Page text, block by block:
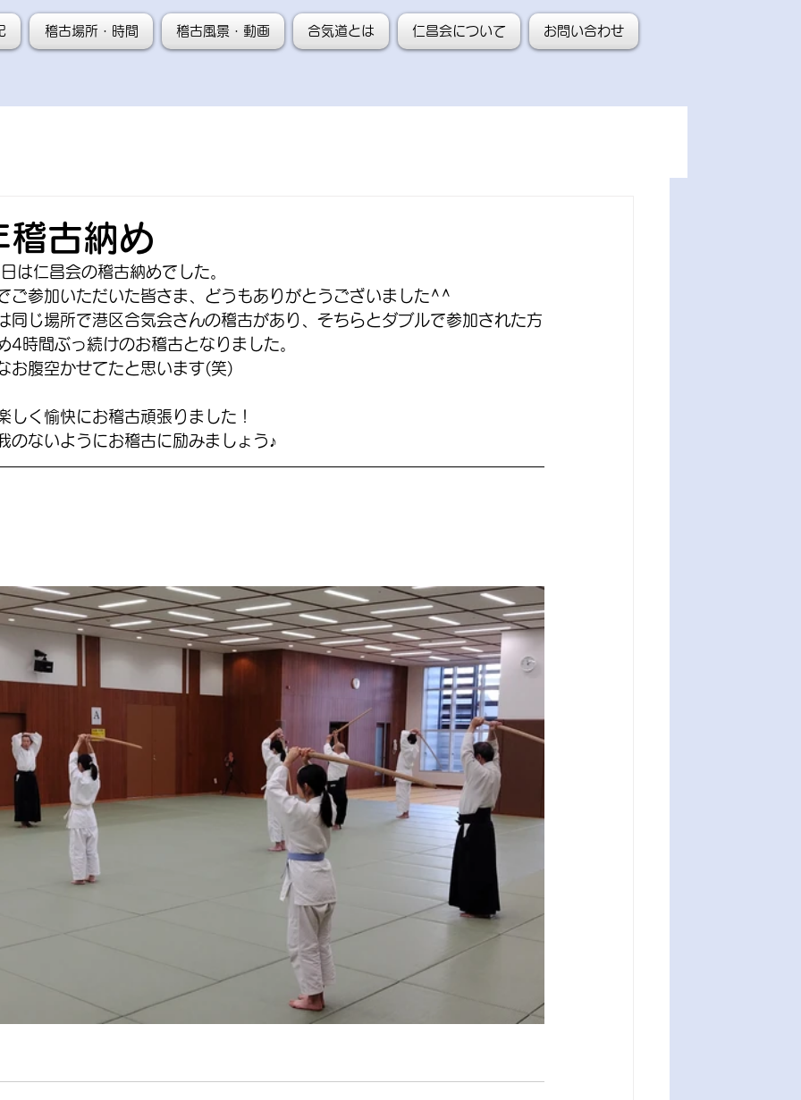
稽古場所・時間 稽古風景・動画 合気道とは 仁昌会について お問い合わせ
古納め
仁昌会の稽古納めでした。
ご参加いただいた皆さま、どうもありがとうございました^^
同じ場所で港区合気会さんの稽古があり、そちらとダブルで参加された方
4時間ぶっ続けのお稽古となりました。
お腹空かせてたと思います(笑)
しく愉快にお稽古頑張りました！
のないようにお稽古に励みましょう♪